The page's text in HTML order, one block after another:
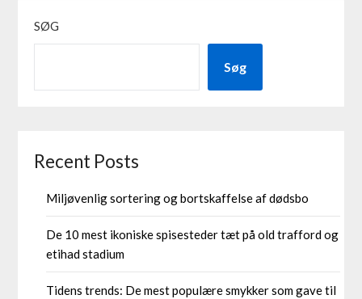
SØG
Søg
Recent Posts
Miljøvenlig sortering og bortskaffelse af dødsbo
De 10 mest ikoniske spisesteder tæt på old trafford og
etihad stadium
Tidens trends: De mest populære smykker som gave til